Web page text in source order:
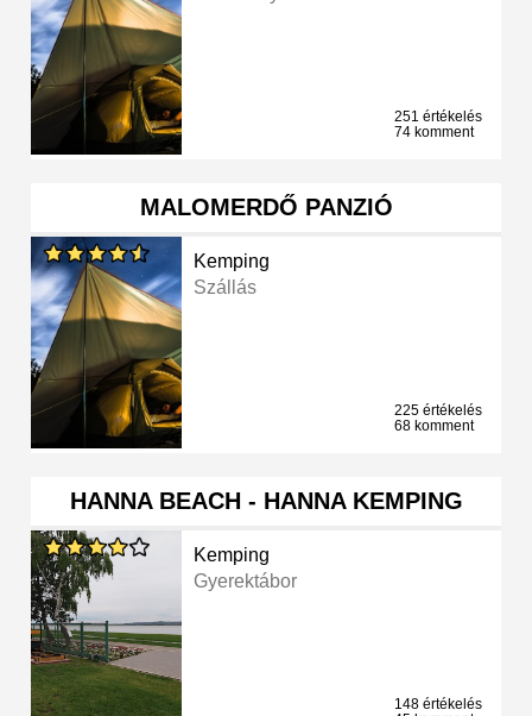
251 értékelés
74 komment
MALOMERDŐ PANZIÓ
Kemping
Szállás
225 értékelés
68 komment
HANNA BEACH - HANNA KEMPING
Kemping
Gyerektábor
148 értékelés